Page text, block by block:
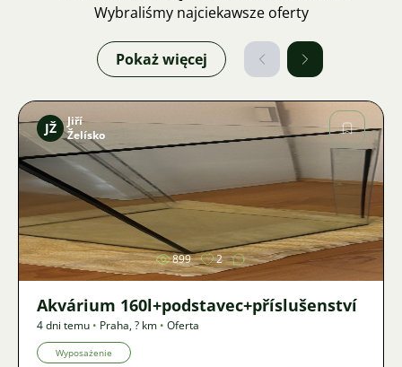
Wybraliśmy najciekawsze oferty
Pokaż więcej
Zdjęcie
JŽ
Jiří
Želísko
899 2
Akvárium 160l+podstavec+příslušenství
4 dni temu • Praha,? km • Oferta
Wyposażenie